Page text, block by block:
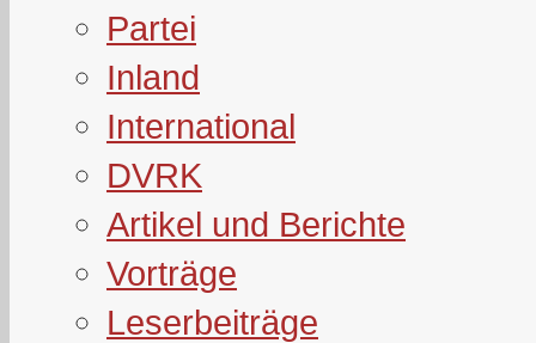
Partei
Inland
International
DVRK
Artikel und Berichte
Vorträge
Leserbeiträge